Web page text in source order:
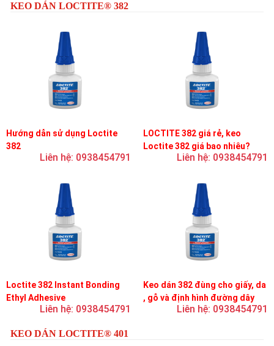
KEO DÁN LOCTITE® 382
Hướng dẫn sử dụng Loctite
382
Liên hệ: 0938454791
LOCTITE 382 giá rẻ, keo
Loctite 382 giá bao nhiêu?
Liên hệ: 0938454791
Loctite 382 Instant Bonding
Ethyl Adhesive
Liên hệ: 0938454791
Keo dán 382 đùng cho giấy, da
, gỗ và định hình đường dây
trên bản mạchLiên hệ: 0938454791
KEO DÁN LOCTITE® 401